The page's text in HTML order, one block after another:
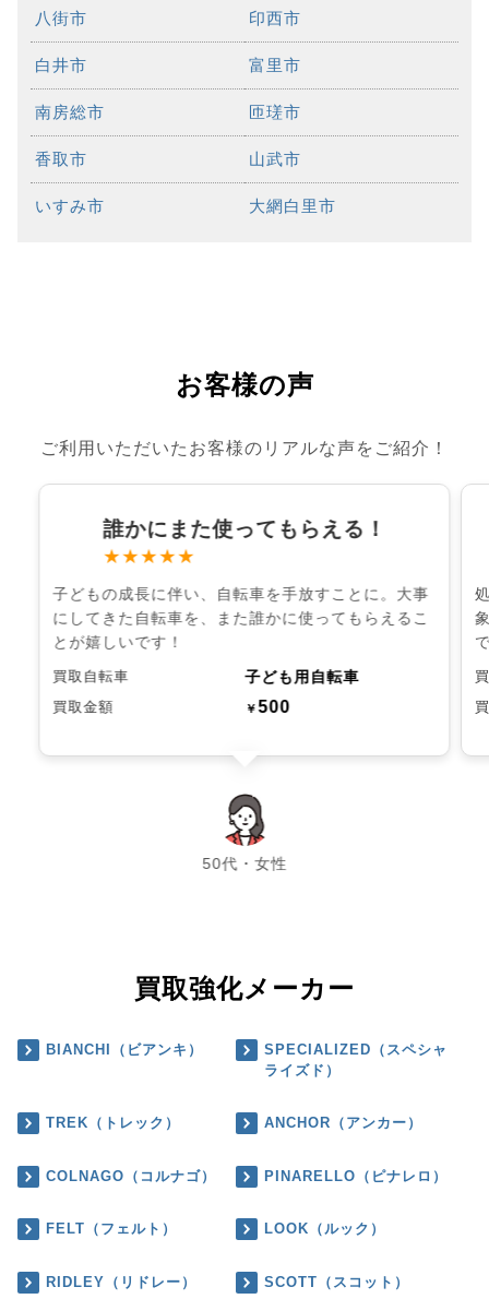
八街市 印西市
白井市 富里市
南房総市 匝瑳市
香取市 山武市
いすみ市 大網白里市
お客様の声
ご利用いただいたお客様のリアルな声をご紹介！
誰かにまた使ってもらえる！
★★★★★
子どもの成長に伴い、自転車を手放すことに。大事
にしてきた自転車を、また誰かに使ってもらえるこ
とが嬉しいです！
買取自転車 子ども用自転車
買取金額 ￥500
50代・女性
chevron_left chevron_right
買取強化メーカー
BIANCHI（ビアンキ）
SPECIALIZED（スペシャ
ライズド）
TREK（トレック） ANCHOR（アンカー）
COLNAGO（コルナゴ） PINARELLO（ピナレロ）
FELT（フェルト） LOOK（ルック）
RIDLEY（リドレー） SCOTT（スコット）